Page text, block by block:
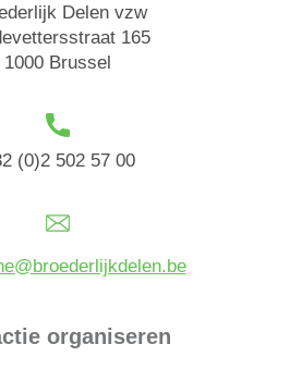
Delen vzw
165
1000 Brussel
(0)2 502 57 00
organiseren